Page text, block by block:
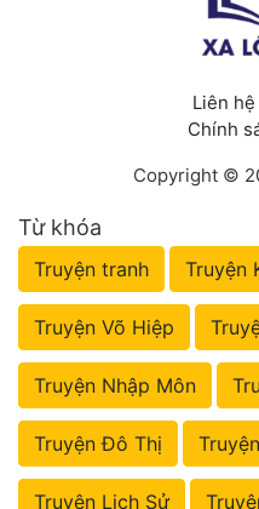
Liên
Chính
Copyright ©
Từ khóa
Truyện tranh Truyện
Truyện Võ Hiệp
Truyện Nhập Môn
Truyện Đô Thị
Truyện Lịch Sử